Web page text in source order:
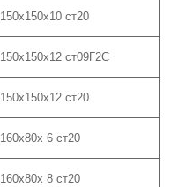
150х150х10 ст20
150х150х12 ст09Г2С
150х150х12 ст20
160х80х 6 ст20
160х80х 8 ст20